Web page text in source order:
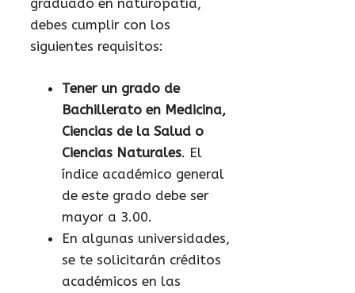
graduado en naturopatía,
debes cumplir con los
siguientes requisitos:
Tener un grado de
Bachillerato en Medicina,
Ciencias de la Salud o
Ciencias Naturales. El
índice académico general
de este grado debe ser
mayor a 3.00.
En algunas universidades,
se te solicitarán créditos
académicos en las